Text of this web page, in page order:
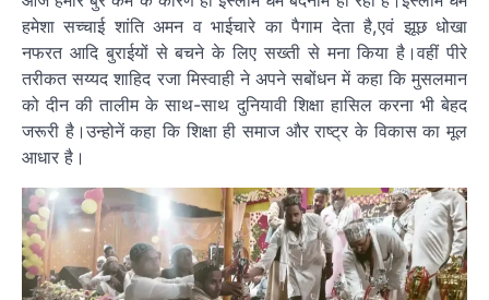
हमेशा सच्चाई शांति अमन व भाईचारे का पैगाम देता है,एवं झूछ धोखा
नफरत आदि बुराईयों से बचने के लिए सख्ती से मना किया है।वहीं पीरे
तरीकत सय्यद शाहिद रजा मिस्वाही ने अपने सबोंधन में कहा कि मुसलमान
को दीन की तालीम के साथ-साथ दुनियावी शिक्षा हासिल करना भी बेहद
जरूरी है।उन्होनें कहा कि शिक्षा ही समाज और राष्ट्र के विकास का मूल
आधार है।